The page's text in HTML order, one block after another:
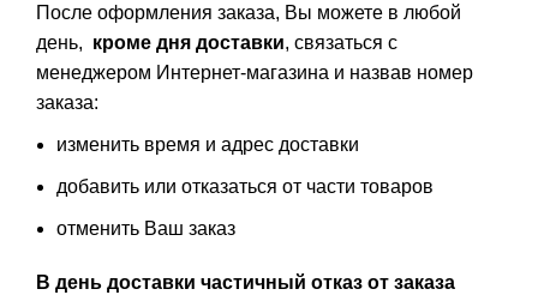
После оформления заказа, Вы можете в любой
день, кроме дня доставки, связаться с
менеджером Интернет-магазина и назвав номер
заказа:
изменить время и адрес доставки
добавить или отказаться от части товаров
отменить Ваш заказ
В день доставки частичный отказ от заказа